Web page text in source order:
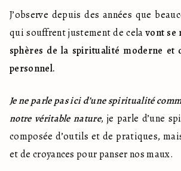
J’observe depuis des années que
qui souffrent justement de cela vont se
sphères de la spiritualité moderne et
personnel.
Je ne parle pas ici d’une spiritualité
notre véritable nature, je parle d’une
composée d’outils et de pratiques,
et de croyances pour panser nos maux.